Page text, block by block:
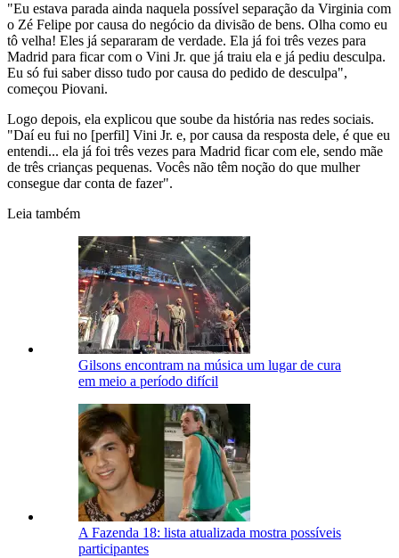
"Eu estava parada ainda naquela possível separação da Virginia com
o Zé Felipe por causa do negócio da divisão de bens. Olha como eu
tô velha! Eles já separaram de verdade. Ela já foi três vezes para
Madrid para ficar com o Vini Jr. que já traiu ela e já pediu desculpa.
Eu só fui saber disso tudo por causa do pedido de desculpa",
começou Piovani.
Logo depois, ela explicou que soube da história nas redes sociais.
"Daí eu fui no [perfil] Vini Jr. e, por causa da resposta dele, é que eu
entendi... ela já foi três vezes para Madrid ficar com ele, sendo mãe
de três crianças pequenas. Vocês não têm noção do que mulher
consegue dar conta de fazer".
Leia também
Gilsons encontram na música um lugar de cura
em meio a período difícil
A Fazenda 18: lista atualizada mostra possíveis
participantes